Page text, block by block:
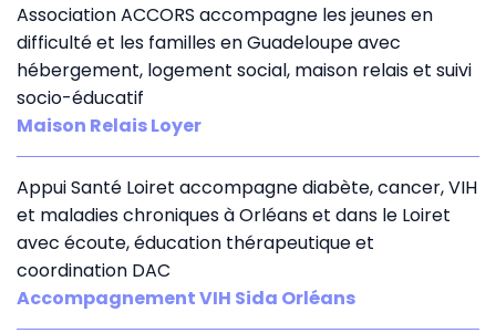
Association ACCORS accompagne les jeunes en
difficulté et les familles en Guadeloupe avec
hébergement, logement social, maison relais et suivi
socio-éducatif
Maison Relais Loyer
Appui Santé Loiret accompagne diabète, cancer, VIH
et maladies chroniques à Orléans et dans le Loiret
avec écoute, éducation thérapeutique et
coordination DAC
Accompagnement VIH Sida Orléans